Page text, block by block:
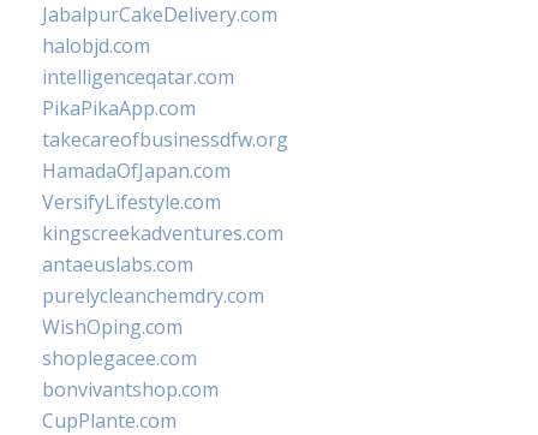
JabalpurCakeDelivery.com
halobjd.com
intelligenceqatar.com
PikaPikaApp.com
takecareofbusinessdfw.org
HamadaOfJapan.com
VersifyLifestyle.com
kingscreekadventures.com
antaeuslabs.com
purelycleanchemdry.com
WishOping.com
shoplegacee.com
bonvivantshop.com
CupPlante.com